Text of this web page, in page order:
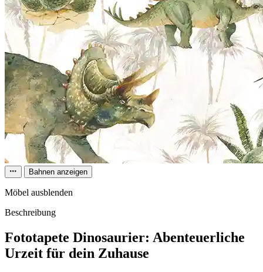
Bahnen anzeigen
Möbel ausblenden
Beschreibung
Fototapete Dinosaurier: Abenteuerliche
Urzeit für dein Zuhause